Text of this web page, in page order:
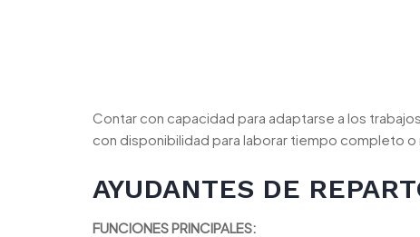
Contar con capacidad para adaptarse a los
con disponibilidad para laborar tiempo completo o
AYUDANTES DE
FUNCIONES PRINCIPALES: